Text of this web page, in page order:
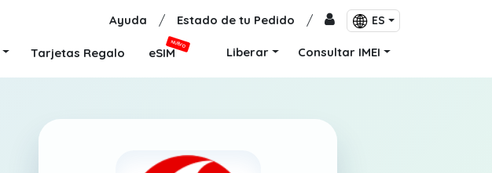
Ayuda / Estado de tu Pedido / ES
Tarjetas Regalo eSIM
NUEVO
Liberar Consultar IMEI